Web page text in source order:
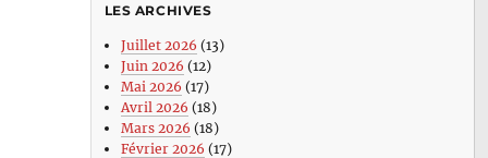
LES ARCHIVES
Juillet 2026 (13)
Juin 2026 (12)
Mai 2026 (17)
Avril 2026 (18)
Mars 2026 (18)
Février 2026 (17)